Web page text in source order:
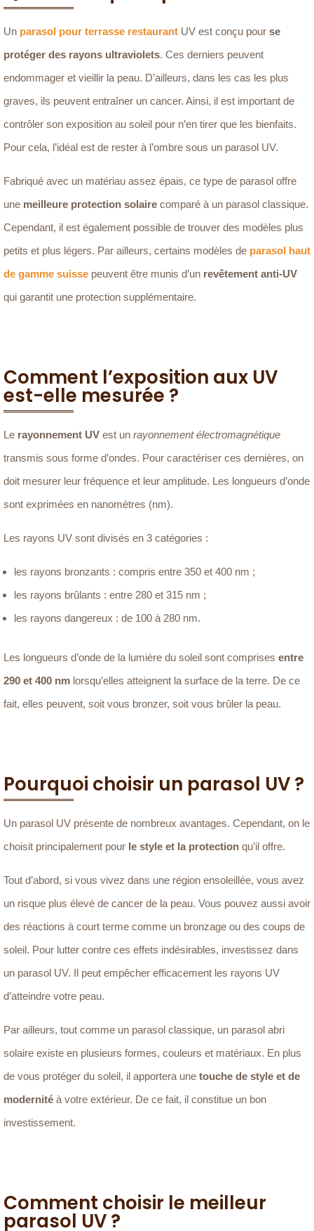
Un parasol pour terrasse restaurant UV est conçu pour se
protéger des rayons ultraviolets. Ces derniers peuvent
endommager et vieillir la peau. D’ailleurs, dans les cas les plus
graves, ils peuvent entraîner un cancer. Ainsi, il est important de
contrôler son exposition au soleil pour n’en tirer que les bienfaits.
Pour cela, l’idéal est de rester à l’ombre sous un parasol UV.
Fabriqué avec un matériau assez épais, ce type de parasol offre
une meilleure protection solaire comparé à un parasol classique.
Cependant, il est également possible de trouver des modèles plus
petits et plus légers. Par ailleurs, certains modèles de parasol haut
de gamme suisse peuvent être munis d’un revêtement anti-UV
qui garantit une protection supplémentaire.
Comment l’exposition aux UV
est-elle mesurée ?
Le rayonnement UV est un rayonnement électromagnétique
transmis sous forme d’ondes. Pour caractériser ces dernières, on
doit mesurer leur fréquence et leur amplitude. Les longueurs d’onde
sont exprimées en nanomètres (nm).
Les rayons UV sont divisés en 3 catégories :
les rayons bronzants : compris entre 350 et 400 nm ;
les rayons brûlants : entre 280 et 315 nm ;
les rayons dangereux : de 100 à 280 nm.
Les longueurs d’onde de la lumière du soleil sont comprises entre
290 et 400 nm lorsqu’elles atteignent la surface de la terre. De ce
fait, elles peuvent, soit vous bronzer, soit vous brûler la peau.
Pourquoi choisir un parasol UV ?
Un parasol UV présente de nombreux avantages. Cependant, on le
choisit principalement pour le style et la protection qu’il offre.
Tout d’abord, si vous vivez dans une région ensoleillée, vous avez
un risque plus élevé de cancer de la peau. Vous pouvez aussi avoir
des réactions à court terme comme un bronzage ou des coups de
soleil. Pour lutter contre ces effets indésirables, investissez dans
un parasol UV. Il peut empêcher efficacement les rayons UV
d’atteindre votre peau.
Par ailleurs, tout comme un parasol classique, un parasol abri
solaire existe en plusieurs formes, couleurs et matériaux. En plus
de vous protéger du soleil, il apportera une touche de style et de
modernité à votre extérieur. De ce fait, il constitue un bon
investissement.
Comment choisir le meilleur
parasol UV ?